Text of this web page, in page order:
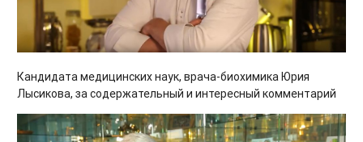
Кандидата медицинских наук, врача-биохимика Юрия
Лысикова, за содержательный и интересный комментарий